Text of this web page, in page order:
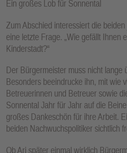
Ein großes Lob für Sonnental
Zum Abschied interessiert die
eine letzte Frage. „Wie gefällt Ihnen
Kinderstadt?“
Der Bürgermeister muss nicht lange
Besonders beeindrucke ihn, mit wie
Betreuerinnen und Betreuer sowie
Sonnental Jahr für Jahr auf die
großes Dankeschön für ihre Arbeit.
beiden Nachwuchspolitiker sichtlich
Ob Ari später einmal wirklich